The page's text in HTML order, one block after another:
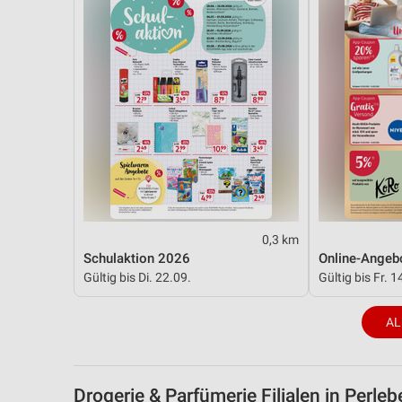
0,3 km
Schulaktion 2026
Gültig bis Di. 22.09.
Online-
Gültig bis Fr.
Drogerie & Parfümerie Filialen in